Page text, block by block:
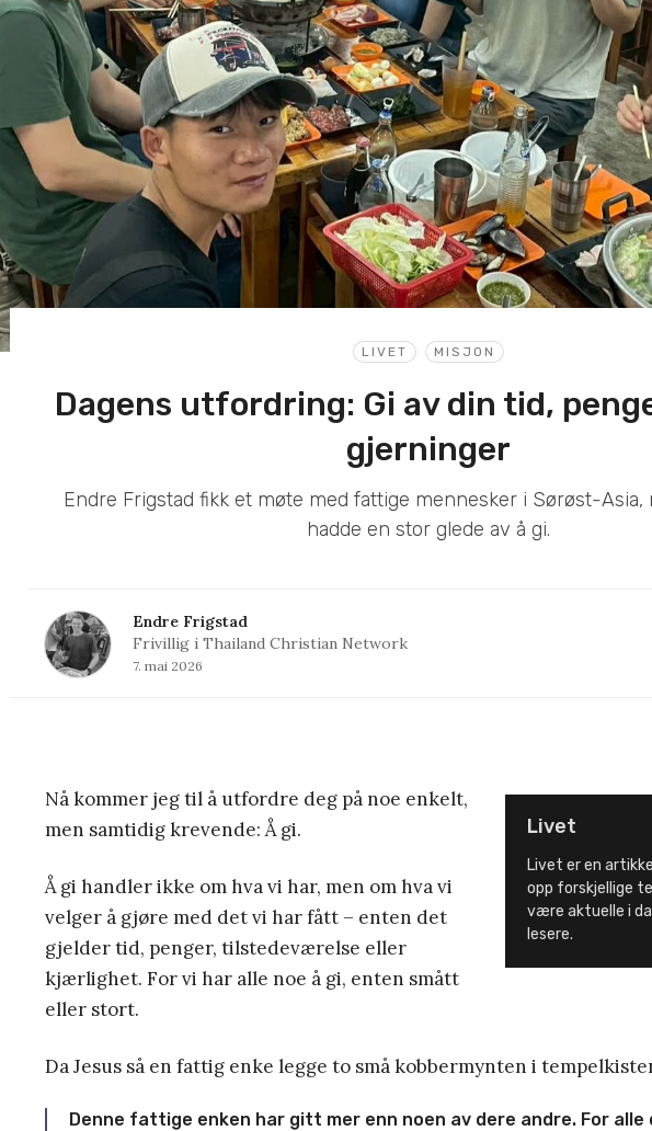
LIVET MISJON
Dagens utfordring: Gi av din tid,
gjerninger
Endre Frigstad fikk et møte med fattige mennesker i Sørøst-Asia,
hadde en stor glede av å gi.
Endre Frigstad
Frivillig i Thailand Christian Network
7. mai 2026
Livet
Livet er en
opp forskjellige
være aktuelle i
lesere.
Nå kommer jeg til å utfordre deg på noe enkelt,
men samtidig krevende: Å gi.
Å gi handler ikke om hva vi har, men om hva vi
velger å gjøre med det vi har fått – enten det
gjelder tid, penger, tilstedeværelse eller
kjærlighet. For vi har alle noe å gi, enten smått
eller stort.
Da Jesus så en fattig enke legge to små kobbermynten i
Denne fattige enken har gitt mer enn noen av dere andre. For alle